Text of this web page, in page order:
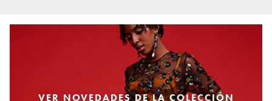
VER NOVEDADES DE LA COLECCIÓN